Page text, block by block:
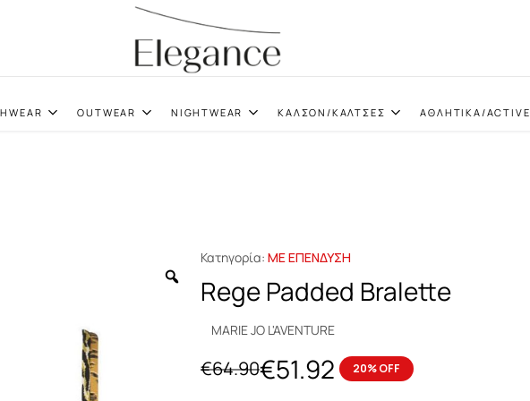
OUTWEAR NIGHTWEAR ΚΑΛΣΟΝ/ΚΑΛΤΣΕΣ ΑΘΛΗΤΙΚΑ/ACTIVE
Κατηγορία: ΜΕ ΕΠΕΝΔΥΣΗ
Rege Padded Bralette
MARIE JO L'AVENTURE
€64.90€51.92 20% OFF